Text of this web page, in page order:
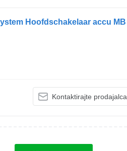
Kontaktirajte prodajalca